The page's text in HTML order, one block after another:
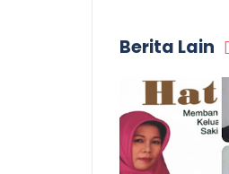
Berita Lain